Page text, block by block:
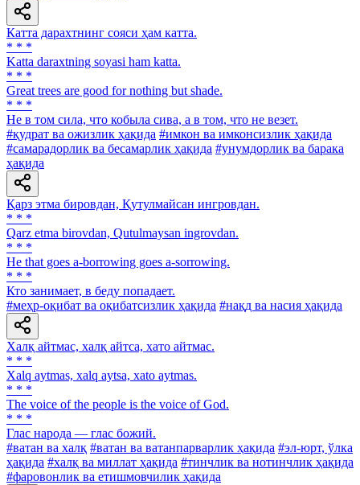
Катта дарахтнинг сояси ҳам катта.
* * *
Katta daraxtning soyasi ham katta.
* * *
Great trees are good for nothing but shade.
* * *
He в том сила, что кобыла сива, а в том, что не везет.
#қудрат ва ожизлик ҳақида #имкон ва имконсизлик ҳақида
#самарадорлик ва бесамарлик ҳақида #унумдорлик ва барака
ҳақида
Қарз этма бировдан, Қутулмайсан ингровдан.
* * *
Qarz etma birovdan, Qutulmaysan ingrovdan.
* * *
He that goes a-borrowing goes a-sorrowing.
* * *
Кто занимает, в беду попадает.
#меҳр-оқибат ва оқибатсизлик ҳақида #нақд ва насия ҳақида
Халқ айтмас, халқ айтса, хато айтмас.
* * *
Xalq aytmas, xalq aytsa, xato aytmas.
* * *
The voice of the people is the voice of God.
* * *
Глас народа — глас божий.
#ватан ва халқ #ватан ва ватанпарварлик ҳақида #эл-юрт, ўлка
ҳақида #халқ ва миллат ҳақида #тинчлик ва нотинчлик ҳақида
#фаровонлик ва етишмовчилик ҳақида